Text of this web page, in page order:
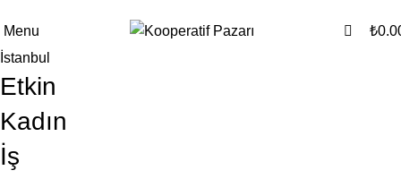
Menu ₺
İstanbul
Etkin
Kadın
İş